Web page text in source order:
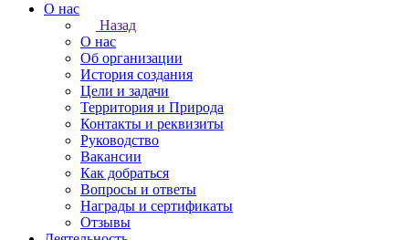
О нас
Назад
О нас
Об организации
История создания
Цели и задачи
Территория и Природа
Контакты и реквизиты
Руководство
Вакансии
Как добраться
Вопросы и ответы
Награды и сертификаты
Отзывы